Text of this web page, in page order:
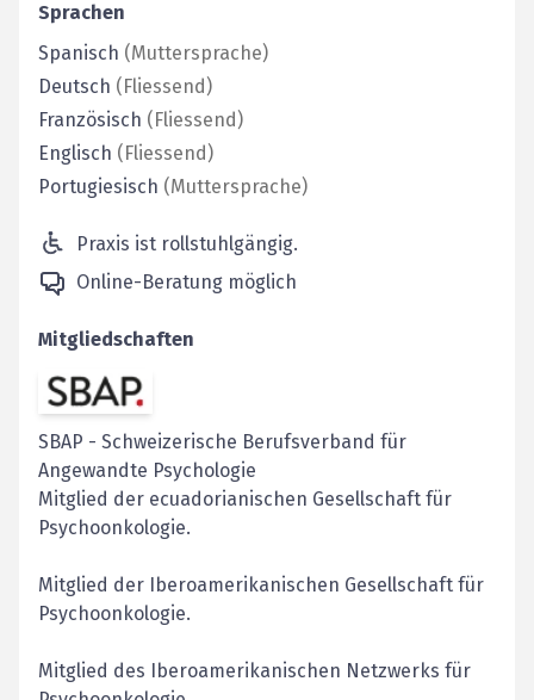
Sprachen
Spanisch (Muttersprache)
Deutsch (Fliessend)
Französisch (Fliessend)
Englisch (Fliessend)
Portugiesisch (Muttersprache)
Praxis ist rollstuhlgängig.
Online-Beratung möglich
Mitgliedschaften
SBAP - Schweizerische Berufsverband für
Angewandte Psychologie
Mitglied der ecuadorianischen Gesellschaft für
Psychoonkologie.
Mitglied der Iberoamerikanischen Gesellschaft für
Psychoonkologie.
Mitglied des Iberoamerikanischen Netzwerks für